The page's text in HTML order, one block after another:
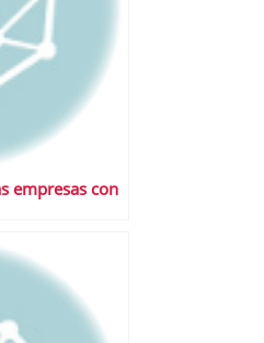
empresas con